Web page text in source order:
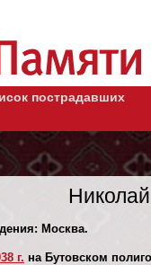
пострадавших
Москва.
г. на Бутовском